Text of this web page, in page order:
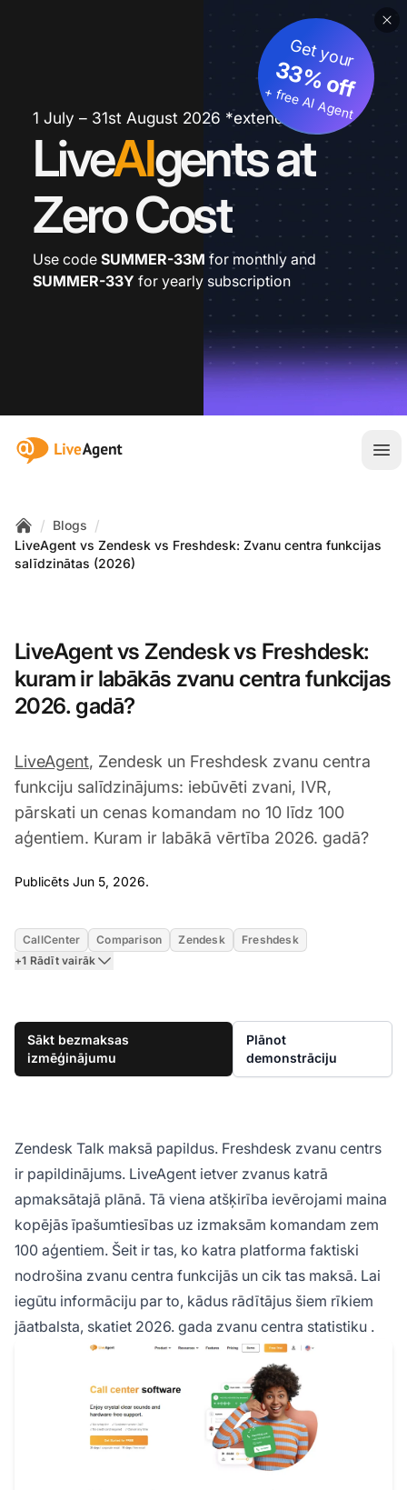
1 July – 31st August 2026 *extended
LiveAIgents at
Zero Cost
Get your
33% off
+ free AI Agent
Use code SUMMER-33M for monthly and
SUMMER-33Y for yearly subscription
:site.title
Home
/ Blogs /
LiveAgent vs Zendesk vs Freshdesk: Zvanu centra funkcijas
salīdzinātas (2026)
LiveAgent vs Zendesk vs Freshdesk:
kuram ir labākās zvanu centra funkcijas
2026. gadā?
LiveAgent, Zendesk un Freshdesk zvanu centra
funkciju salīdzinājums: iebūvēti zvani, IVR,
pārskati un cenas komandam no 10 līdz 100
aģentiem. Kuram ir labākā vērtība 2026. gadā?
Publicēts Jun 5, 2026.
CallCenter Comparison Zendesk
Freshdesk
+1 Rādīt vairāk
Sākt bezmaksas
izmēģinājumu
Plānot
demonstrāciju
Zendesk Talk maksā papildus. Freshdesk zvanu centrs
ir papildinājums. LiveAgent ietver zvanus katrā
apmaksātajā plānā. Tā viena atšķirība ievērojami maina
kopējās īpašumtiesības uz izmaksām komandam zem
100 aģentiem. Šeit ir tas, ko katra platforma faktiski
nodrošina zvanu centra funkcijās un cik tas maksā. Lai
iegūtu informāciju par to, kādus rādītājus šiem rīkiem
jāatbalsta, skatiet 2026. gada zvanu centra statistiku .